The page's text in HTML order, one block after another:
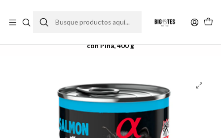
con Piña, 400 g